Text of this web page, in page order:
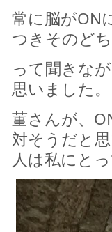
常に脳がON
つきそのど
って聞きな
思いました。
菫さんが、
対そうだと
人は私にと